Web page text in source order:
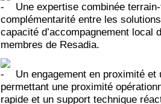
Une expertise combinée
complémentarité entre les
capacité d’accompagnement local
membres de Resadia.
Un engagement en proximité et
permettant une proximité
rapide et un support technique